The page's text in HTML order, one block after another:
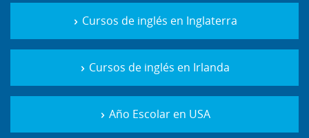
Cursos de inglés en Inglaterra
Cursos de inglés en Irlanda
Año Escolar en USA